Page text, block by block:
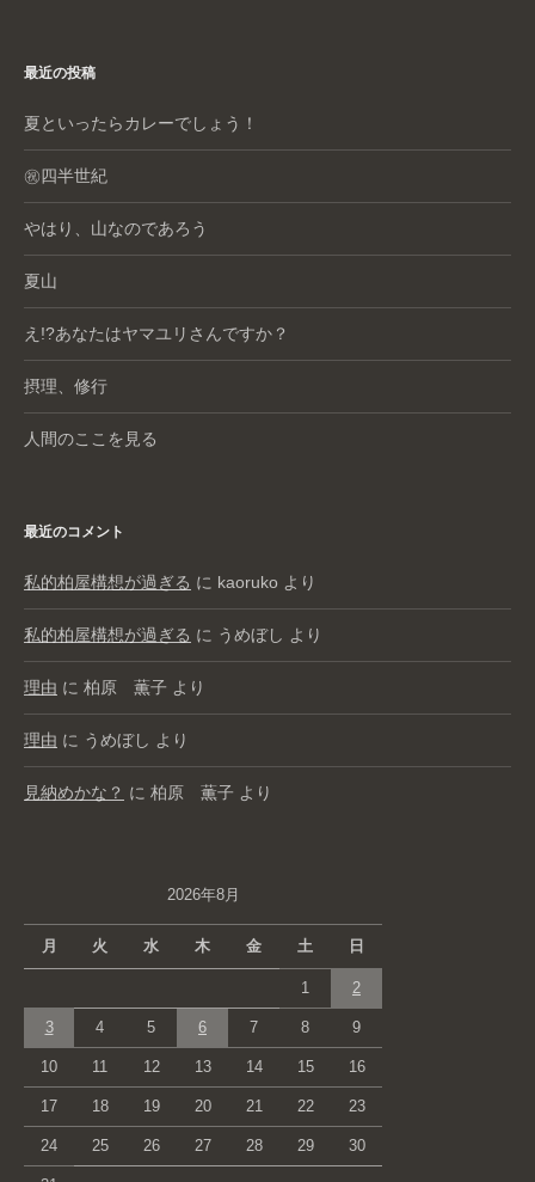
最近の投稿
夏といったらカレーでしょう！
㊗️四半世紀
やはり、山なのであろう
夏山
え!?あなたはヤマユリさんですか？
摂理、修行
人間のここを見る
最近のコメント
私的柏屋構想が過ぎる に kaoruko より
私的柏屋構想が過ぎる に うめぼし より
理由 に 柏原 薫子 より
理由 に うめぼし より
見納めかな？ に 柏原 薫子 より
2026年8月
月 火 水 木 金 土 日
1 2
3 4 5 6 7 8 9
10 11 12 13 14 15 16
17 18 19 20 21 22 23
24 25 26 27 28 29 30